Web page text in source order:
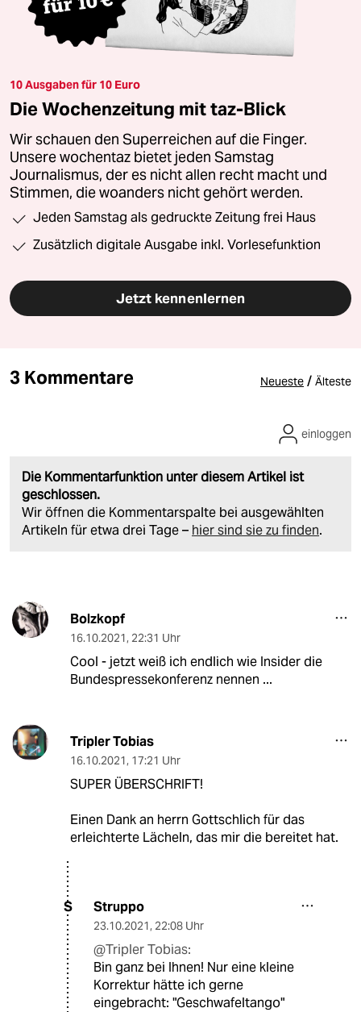
10 Ausgaben für 10 Euro
Die Wochenzeitung mit taz-Blick
Wir schauen den Superreichen auf die Finger.
Unsere wochentaz bietet jeden Samstag
Journalismus, der es nicht allen recht macht und
Stimmen, die woanders nicht gehört werden.
Jeden Samstag als gedruckte Zeitung frei Haus
Zusätzlich digitale Ausgabe inkl. Vorlesefunktion
Jetzt kennenlernen
3 Kommentare Neueste / Älteste
Die Kommentarfunktion unter diesem Artikel ist
geschlossen.
Wir öffnen die Kommentarspalte bei ausgewählten
Artikeln für etwa drei Tage – hier sind sie zu finden.
einloggen
Bolzkopf
16.10.2021, 22:31 Uhr
Cool - jetzt weiß ich endlich wie Insider die
Bundespressekonferenz nennen ...
Tripler Tobias
16.10.2021, 17:21 Uhr
SUPER ÜBERSCHRIFT!
Einen Dank an herrn Gottschlich für das
erleichterte Lächeln, das mir die bereitet hat.
S Struppo
23.10.2021, 22:08 Uhr
@Tripler Tobias:
Bin ganz bei Ihnen! Nur eine kleine
Korrektur hätte ich gerne
eingebracht: "Geschwafeltango"